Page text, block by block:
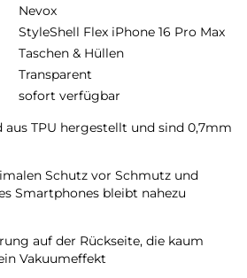
Nevox
StyleShell Flex iPhone 16 Pro Max
Taschen & Hüllen
Transparent
sofort verfügbar
aus TPU hergestellt und sind 0,7mm
Schutz vor Schmutz und
Smartphones bleibt nahezu
auf der Rückseite, die kaum
Vakuumeffekt